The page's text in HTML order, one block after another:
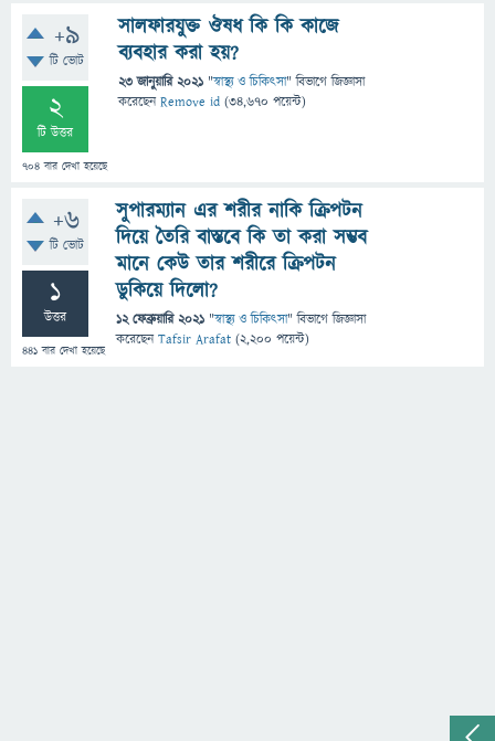
+9
টি ভোট
2
টি উত্তর
704 বার দেখা হয়েছে
সালফারযুক্ত ঔষধ কি কি কাজে
ব্যবহার করা হয়?
23 জানুয়ারি 2021 "স্বাস্থ্য ও চিকিৎসা" বিভাগে জিজ্ঞাসা
করেছেনRemove id (34,670 পয়েন্ট)
+6
টি ভোট
1
উত্তর
441 বার দেখা হয়েছে
সুপারম্যান এর শরীর নাকি ক্রিপটন
দিয়ে তৈরি বাস্তবে কি তা করা সম্ভব
মানে কেউ তার শরীরে ক্রিপটন
ডুকিয়ে দিলো?
12 ফেব্রুয়ারি 2021 "স্বাস্থ্য ও চিকিৎসা" বিভাগে জিজ্ঞাসা
করেছেনTafsir Arafat (2,200 পয়েন্ট)